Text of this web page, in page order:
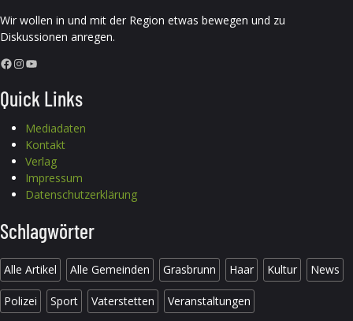
Wir wollen in und mit der Region etwas bewegen und zu
Diskussionen anregen.
Facebook InstagramYouTube
Quick Links
Mediadaten
Kontakt
Verlag
Impressum
Datenschutzerklärung
Schlagwörter
Alle Artikel Alle Gemeinden Grasbrunn Haar Kultur News
Polizei Sport Vaterstetten Veranstaltungen